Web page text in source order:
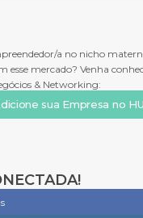
a no nicho
esse mercado? Venha
& Networking:
sua Empresa no